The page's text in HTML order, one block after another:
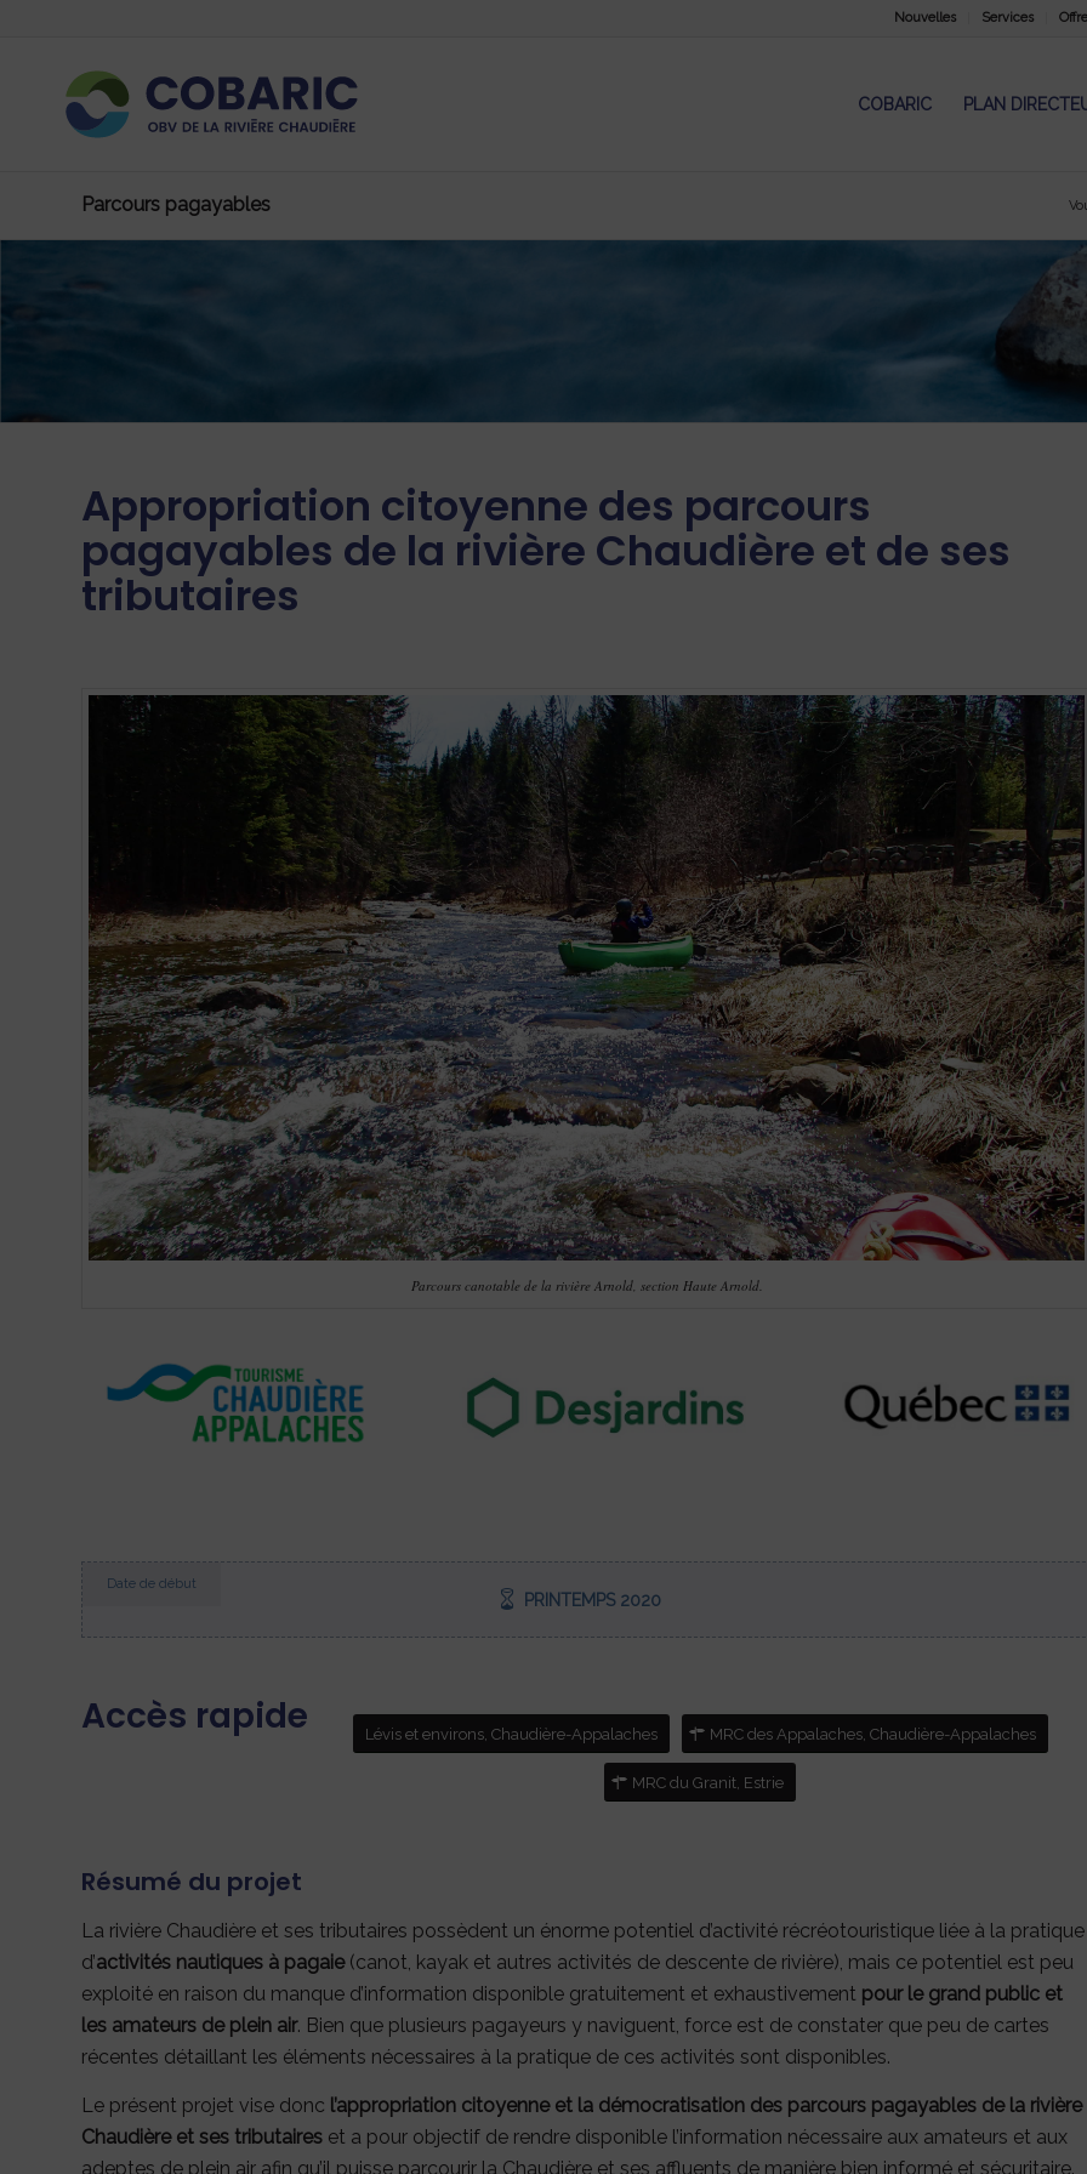
Nouvelles Services
COBARIC PLAN
Parcours pagayables
Appropriation citoyenne des parcours
pagayables de la rivière Chaudière et de ses
tributaires
Parcours canotable de la rivière Arnold, section Haute Arnold.
Date de début
PRINTEMPS 2020
Accès rapide Lévis et environs, Chaudière-Appalaches MRC des Appalaches, Chaudière-Appalaches
MRC du Granit, Estrie
Résumé du projet
La rivière Chaudière et ses tributaires possèdent un énorme potentiel d’activité récréotouristique liée à la pratique
d’activités nautiques à pagaie(canot, kayak et autres activités de descente de rivière), mais ce potentiel est peu
exploité en raison du manque d’information disponible gratuitement et exhaustivement pour le grand public et
les amateurs de plein air. Bien que plusieurs pagayeurs y naviguent, force est de constater que peu de cartes
récentes détaillant les éléments nécessaires à la pratique de ces activités sont disponibles.
Le présent projet vise donc l’appropriation citoyenne et la démocratisation des parcours pagayables de la rivière
Chaudière et ses tributaires et a pour objectif de rendre disponible l’information nécessaire aux amateurs et aux
adeptes de plein air afin qu’il puisse parcourir la Chaudière et ses affluents de manière bien informé et sécuritaire.